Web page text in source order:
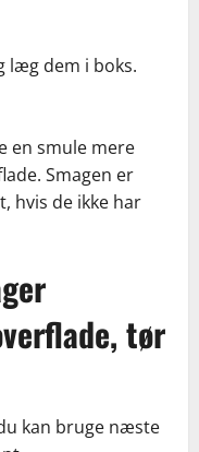
læg dem i boks.
en smule mere
Smagen er
hvis de ikke har
tør
kan bruge næste